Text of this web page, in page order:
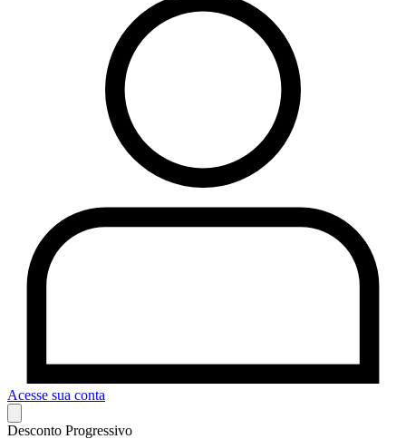
Acesse sua conta
Desconto Progressivo